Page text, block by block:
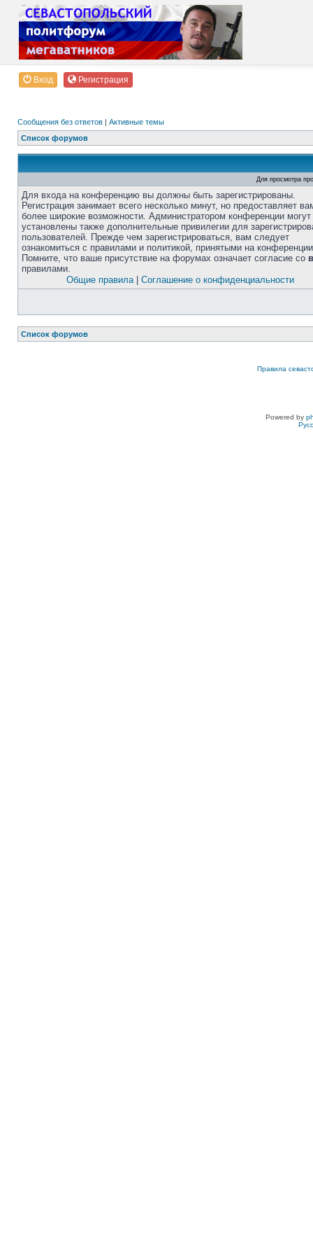
Вход Регистрация
Сообщения без ответов | Активные темы
Список форумов
Для просмотра
Для входа на конференцию вы должны быть зарегистрированы.
Регистрация занимает всего несколько минут, но предоставляет
более широкие возможности. Администратором конференции
установлены также дополнительные привилегии для
пользователей. Прежде чем зарегистрироваться, вам следует
ознакомиться с правилами и политикой, принятыми на
Помните, что ваше присутствие на форумах означает согласие со
правилами.
Общие правила| Соглашение о конфиденциальности
Список форумов
Правила
Powered by